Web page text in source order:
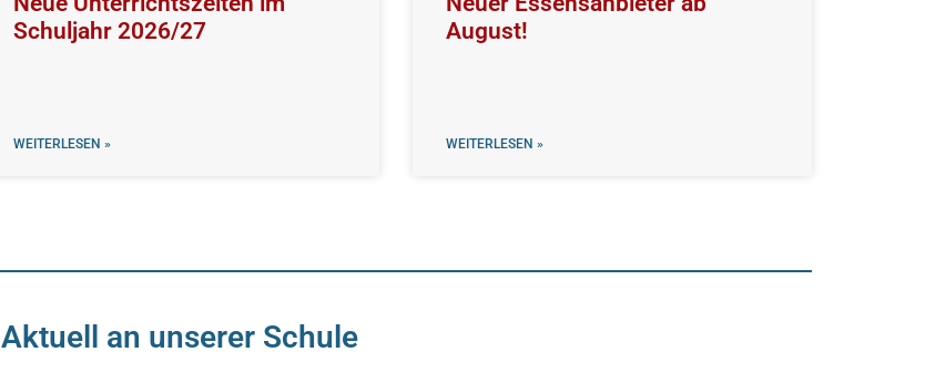
Schuljahr 2026/27
WEITERLESEN »
August!
WEITERLESEN »
Aktuell an unserer Schule